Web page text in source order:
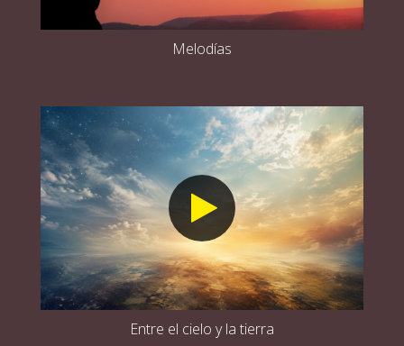
Melodías
Entre el cielo y la tierra